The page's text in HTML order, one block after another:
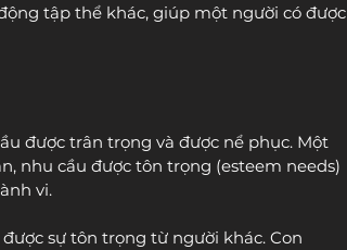
tập thể khác, giúp một người có được
được trân trọng và được nể phục. Một
nhu cầu được tôn trọng (esteem needs)
vi.
sự tôn trọng từ người khác. Con